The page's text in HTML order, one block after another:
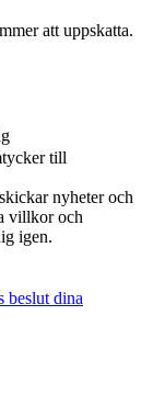
att uppskatta.
till
nyheter och
villkor och
igen.
beslut dina